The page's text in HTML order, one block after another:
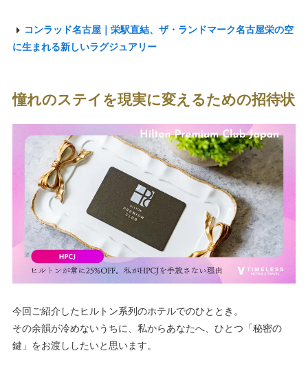
コンラッド名古屋｜栄駅直結、ザ・ランドマーク名古屋栄の空
に生まれる新しいラグジュアリー
憧れのステイを現実に変えるための招待状
今回ご紹介したヒルトン系列のホテルでのひととき。
その余韻が冷めないうちに、私からあなたへ、ひとつ「秘密の
鍵」をお渡ししたいと思います。